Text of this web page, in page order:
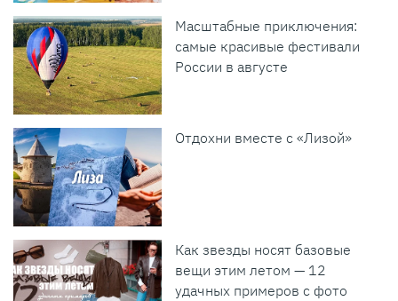
Масштабные приключения:
самые красивые фестивали
России в августе
Отдохни вместе с «Лизой»
Как звезды носят базовые
вещи этим летом — 12
удачных примеров с фото